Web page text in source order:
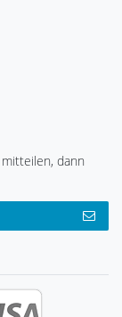
dann